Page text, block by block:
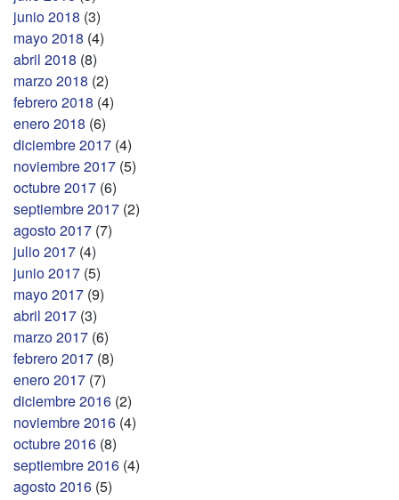
junio 2018 (3)
mayo 2018 (4)
abril 2018 (8)
marzo 2018 (2)
febrero 2018 (4)
enero 2018 (6)
diciembre 2017 (4)
noviembre 2017 (5)
octubre 2017 (6)
septiembre 2017 (2)
agosto 2017 (7)
julio 2017 (4)
junio 2017 (5)
mayo 2017 (9)
abril 2017 (3)
marzo 2017 (6)
febrero 2017 (8)
enero 2017 (7)
diciembre 2016 (2)
noviembre 2016 (4)
octubre 2016 (8)
septiembre 2016 (4)
agosto 2016 (5)